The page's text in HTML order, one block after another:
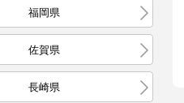
福岡県
佐賀県
長崎県